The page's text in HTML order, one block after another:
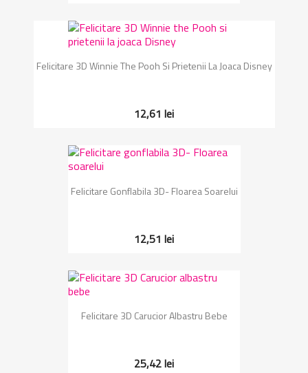
Felicitare 3D Winnie The Pooh Si Prietenii La Joaca Disney
12,61 lei
Felicitare Gonflabila 3D- Floarea Soarelui
12,51 lei
Felicitare 3D Carucior Albastru Bebe
25,42 lei